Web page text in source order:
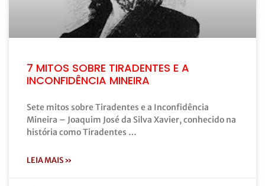
7 MITOS SOBRE TIRADENTES E A
INCONFIDÊNCIA MINEIRA
Sete mitos sobre Tiradentes e a Inconfidência
Mineira – Joaquim José da Silva Xavier, conhecido na
história como Tiradentes …
LEIA MAIS »